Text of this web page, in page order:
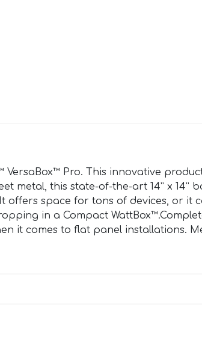
VersaBox™ Pro. This innovative
metal, this state-of-the-art 14” x 14”
offers space for tons of devices, or it
in a Compact
it comes to flat panel installations.